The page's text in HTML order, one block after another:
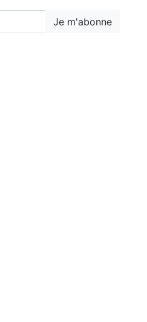
Je m'abonne